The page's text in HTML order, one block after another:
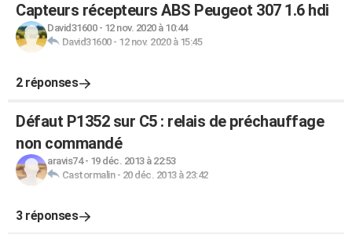
Capteurs récepteurs ABS Peugeot 307 1.6 hdi
David31600- 12 nov. 2020 à 10:44
David31600- 12 nov. 2020 à 15:45
2 réponses
Défaut P1352 sur C5 : relais de préchauffage
non commandé
aravis74- 19 déc. 2013 à 22:53
Castormalin- 20 déc. 2013 à 23:42
3 réponses